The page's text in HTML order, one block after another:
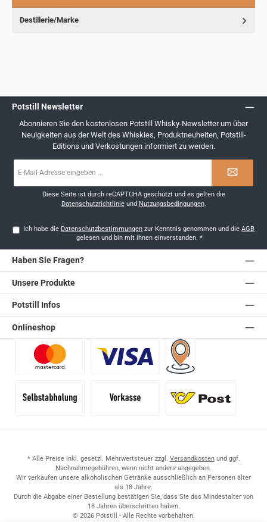
Destillerie/Marke
Potstill Newsletter
Abonnieren Sie den kostenlosen Potstill Whisky-Newsletter um über
Neuigkeiten aus der Welt des Whiskies, Produktneuheiten, Potstill-
Editions und Verkostungen informiert zu werden.
Mail-
Diese Seite ist durch reCAPTCHA geschützt und es gelten die
Datenschutzrichtlinieund Nutzungsbedingungen.
Ich habe die Datenschutzbestimmungen zur Kenntnis genommen und dieAGB
gelesen und bin mit ihnen einverstanden. *
Haben Sie Fragen?
Unsere Produkte
Potstill Infos
Onlineshop
* Alle Preise inkl. gesetzl. Mehrwertsteuer zzgl. Versandkostenund ggf.
Nachnahmegebühren, wenn nicht anders angegeben.
Wir verkaufen unsere alkoholischen Getränke ausschließlich an Personen älter
als 18 Jahre.
Durch die Abgabe einer Bestellung bestätigen Sie, dass Sie das Mindestalter von
18 Jahren überschritten haben.
© 2026 Potstill - Alle Rechte vorbehalten.